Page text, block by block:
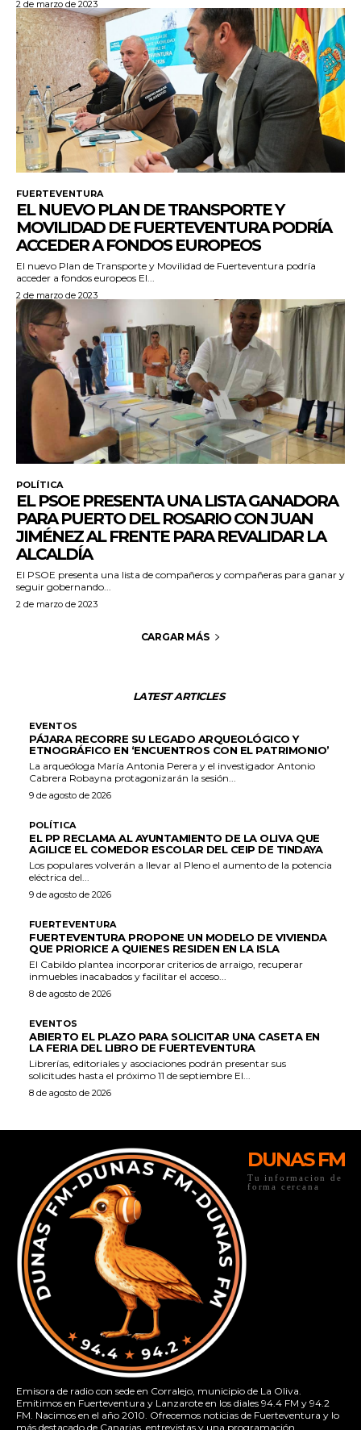
2 de marzo de 2023
FUERTEVENTURA
EL NUEVO PLAN DE TRANSPORTE Y
MOVILIDAD DE FUERTEVENTURA PODRÍA
ACCEDER A FONDOS EUROPEOS
El nuevo Plan de Transporte y Movilidad de Fuerteventura podría
acceder a fondos europeos El...
2 de marzo de 2023
POLÍTICA
EL PSOE PRESENTA UNA LISTA GANADORA
PARA PUERTO DEL ROSARIO CON JUAN
JIMÉNEZ AL FRENTE PARA REVALIDAR LA
ALCALDÍA
El PSOE presenta una lista de compañeros y compañeras para ganar y
seguir gobernando...
2 de marzo de 2023
CARGAR MÁS
LATEST ARTICLES
EVENTOS
PÁJARA RECORRE SU LEGADO ARQUEOLÓGICO Y
ETNOGRÁFICO EN ‘ENCUENTROS CON EL PATRIMONIO’
La arqueóloga María Antonia Perera y el investigador Antonio
Cabrera Robayna protagonizarán la sesión...
9 de agosto de 2026
POLÍTICA
EL PP RECLAMA AL AYUNTAMIENTO DE LA OLIVA QUE
AGILICE EL COMEDOR ESCOLAR DEL CEIP DE TINDAYA
Los populares volverán a llevar al Pleno el aumento de la potencia
eléctrica del...
9 de agosto de 2026
FUERTEVENTURA
FUERTEVENTURA PROPONE UN MODELO DE VIVIENDA
QUE PRIORICE A QUIENES RESIDEN EN LA ISLA
El Cabildo plantea incorporar criterios de arraigo, recuperar
inmuebles inacabados y facilitar el acceso...
8 de agosto de 2026
EVENTOS
ABIERTO EL PLAZO PARA SOLICITAR UNA CASETA EN
LA FERIA DEL LIBRO DE FUERTEVENTURA
Librerías, editoriales y asociaciones podrán presentar sus
solicitudes hasta el próximo 11 de septiembre El...
8 de agosto de 2026
DUNAS FM
Tu informacion de
forma cercana
Emisora de radio con sede en Corralejo, municipio de La Oliva.
Emitimos en Fuerteventura y Lanzarote en los diales 94.4 FM y 94.2
FM. Nacimos en el año 2010. Ofrecemos noticias de Fuerteventura y lo
más destacado de Canarias, entrevistas y una programación